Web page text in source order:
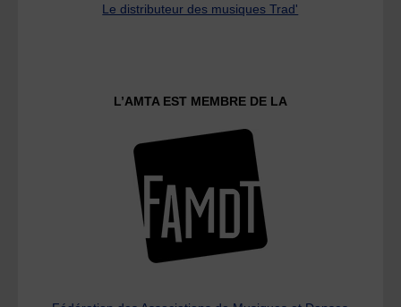
Le distributeur des musiques Trad'
L’AMTA EST MEMBRE DE LA